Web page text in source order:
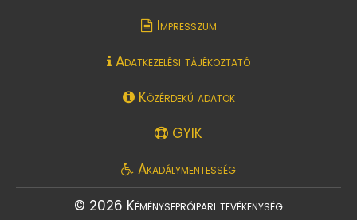
Impresszum
Adatkezelési tájékoztató
Közérdekű adatok
GYIK
Akadálymentesség
© 2026 Kéményseprőipari tevékenység